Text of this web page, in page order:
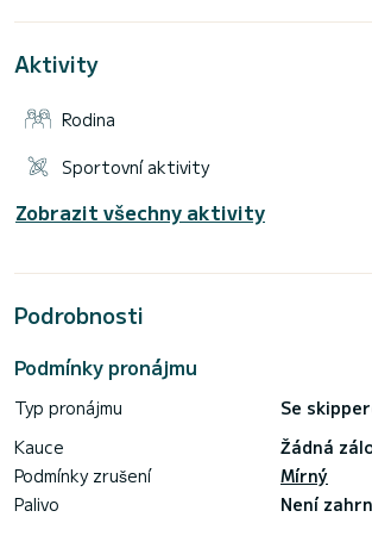
Loď má:
- 1 vodní skútr 3 místa
- Vodní lyžování, wakeboarding, masky na
Zobrazená cena je bez daně a má pouze
Aktivity
Rodina
Sportovní aktivity
Zobrazit všechny aktivity
Podrobnosti
Podmínky pronájmu
Typ pronájmu
Se
Kauce
Žádná
Podmínky zrušení
Mírný
Palivo
Není